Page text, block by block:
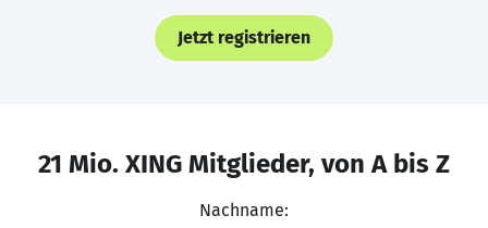
Jetzt registrieren
21 Mio. XING Mitglieder, von A bis Z
Nachname: